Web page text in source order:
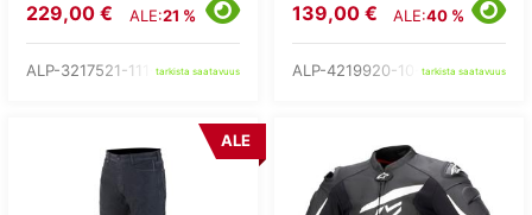
229,00 € ALE:21 %
ALP-3217521-111-tarkista saatavuus
139,00 € ALE:40 %
ALP-4219920-10- tarkista saatavuus
ALE